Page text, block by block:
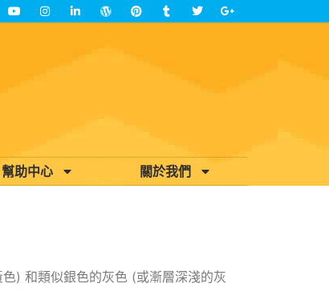
幫助中心
關於我們
) 和類似銀色的灰色 (或漸層深淺的灰